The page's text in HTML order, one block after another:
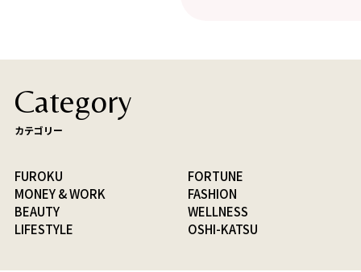
Category
カテゴリー
FUROKU
FORTUNE
MONEY & WORK
FASHION
BEAUTY
WELLNESS
LIFESTYLE
OSHI-KATSU